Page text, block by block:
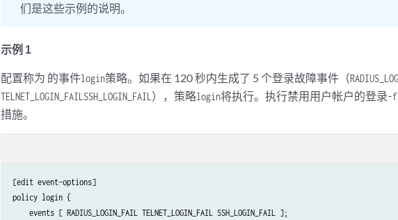
们是这些示例的说明。
示例 1
配置称为 的事件login策略。如果在 120 秒内生成了 5 个登录故障事件（
TELNET_LOGIN_FAIL SSH_LOGIN_FAIL ），策略login将执行。执行禁用用户帐户的登录-
措施。
[edit event-options]
policy login {
    events [ RADIUS_LOGIN_FAIL TELNET_LOGIN_FAIL SSH_LOGIN_FAIL ];